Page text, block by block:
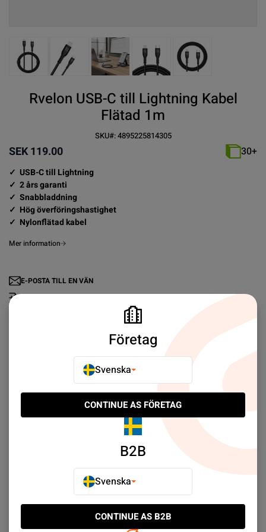
View larger imageView larger imageView larger imageView larger image
View larger
Rvelon USB-C till Lightning Kabel
Flätad 1m
SKU#:4895225814305
SEK 119.00 30+
✓ USB-C till Lightning
✓ 2 års garanti
✓ Snabbladdning
✓ Hög överföringshastighet
✓ Nylonflätad kabel
Mer information
E-POSTA TILL EN VÄN
Ofta Köpt Tillsammans
Företag
Svenska
CONTINUE AS FÖRETAG
B2B
Svenska
CONTINUE AS B2B